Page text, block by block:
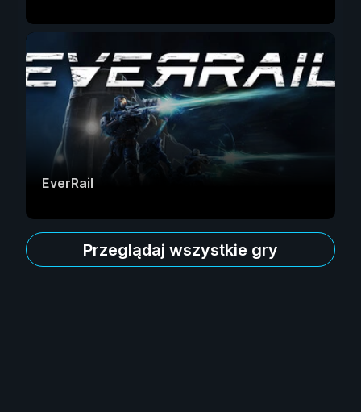
EverRail
Przeglądaj wszystkie gry